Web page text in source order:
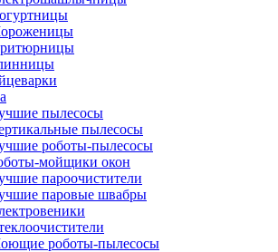
пылесосы
пылесосы
роботы-пылесосы
мойщики окон
пароочистители
паровые швабры
роботы-пылесосы